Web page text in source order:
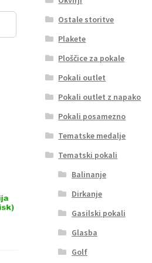
Ostale storitve
Plakete
Ploščice za pokale
Pokali outlet
Pokali outlet z napako
Pokali posamezno
Tematske medalje
Tematski pokali
Balinanje
Dirkanje
Gasilski pokali
Glasba
Golf